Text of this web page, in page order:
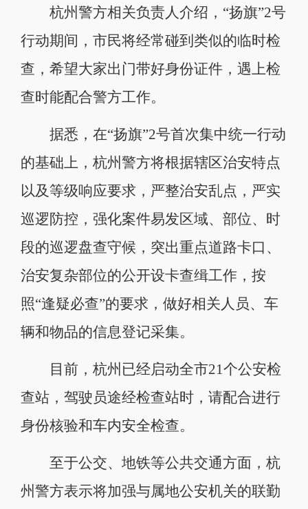
杭州警方相关负责人介绍，“扬旗”2号
行动期间，市民将经常碰到类似的临时检
查，希望大家出门带好身份证件，遇上检
查时能配合警方工作。
据悉，在“扬旗”2号首次集中统一行动
的基础上，杭州警方将根据辖区治安特点
以及等级响应要求，严整治安乱点，严实
巡逻防控，强化案件易发区域、部位、时
段的巡逻盘查守候，突出重点道路卡口、
治安复杂部位的公开设卡查缉工作，按
照“逢疑必查”的要求，做好相关人员、车
辆和物品的信息登记采集。
目前，杭州已经启动全市21个公安检
查站，驾驶员途经检查站时，请配合进行
身份核验和车内安全检查。
至于公交、地铁等公共交通方面，杭
州警方表示将加强与属地公安机关的联勤